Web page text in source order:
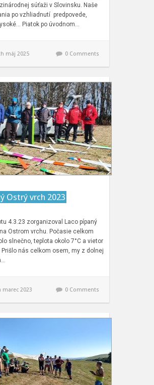
súťaži v Slovinsku. Naše
po vzhliadnutí predpovede,
Piatok po úvodnom…
máj 2025 0 Comments
Ostrý vrch 2023
4.3.23 zorganizoval Laco pípaný
Ostrom vrchu. Počasie celkom
slnečno, teplota okolo 7°C a vietor
Prišlo nás celkom osem, my z dolnej
marec 2023 0 Comments